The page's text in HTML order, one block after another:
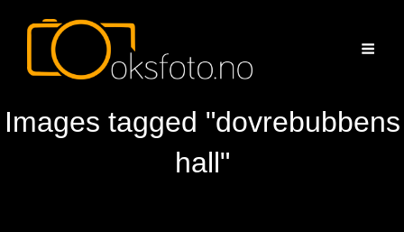
Images tagged "dovrebubbens
hall"